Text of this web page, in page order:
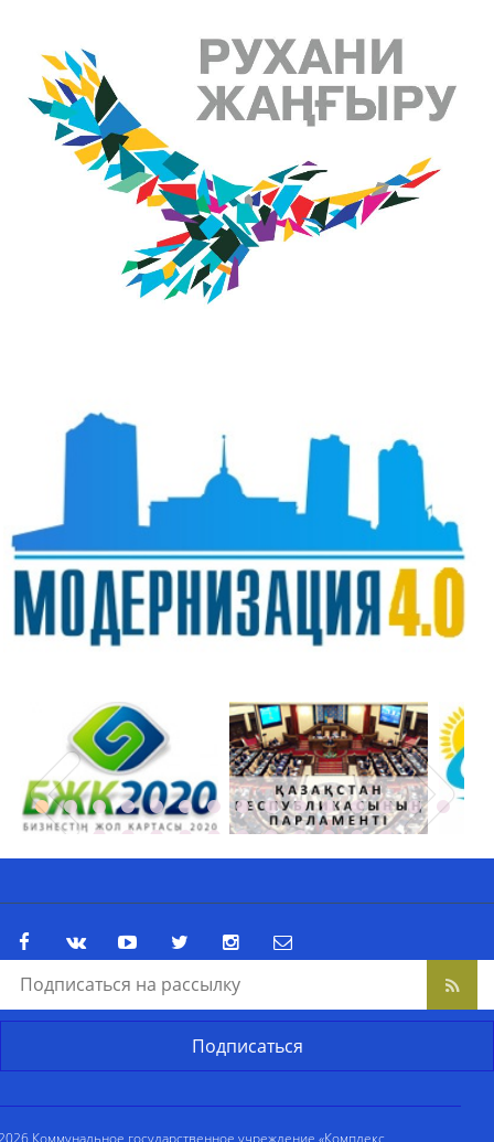
Коммунальное государственное учреждение «Комплекс